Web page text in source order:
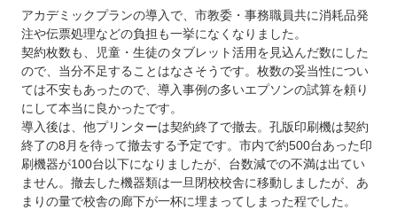
アカデミックプランの導入で、市教委・事務職員共に消耗品発
注や伝票処理などの負担も一挙になくなりました。
契約枚数も、児童・生徒のタブレット活用を見込んだ数にした
ので、当分不足することはなさそうです。枚数の妥当性につい
ては不安もあったので、導入事例の多いエプソンの試算を頼り
にして本当に良かったです。
導入後は、他プリンターは契約終了で撤去。孔版印刷機は契約
終了の8月を待って撤去する予定です。市内で約500台あった印
刷機器が100台以下になりましたが、台数減での不満は出てい
ません。撤去した機器類は一旦閉校校舎に移動しましたが、あ
まりの量で校舎の廊下が一杯に埋まってしまった程でした。